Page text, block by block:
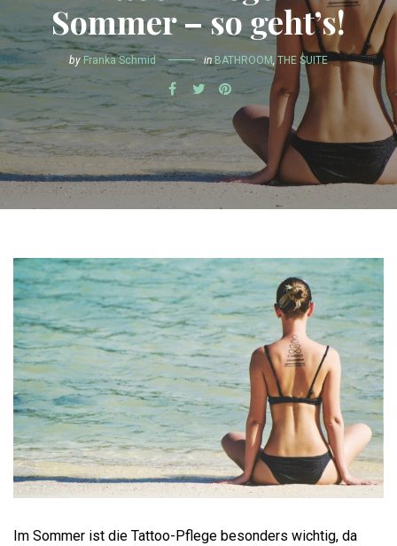
Sommer – so geht’s!
by Franka Schmid in BATHROOM,THE SUITE
Im Sommer ist die Tattoo-Pflege besonders wichtig, da